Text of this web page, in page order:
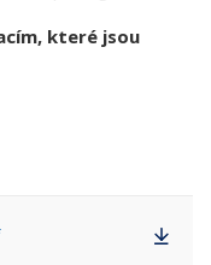
které jsou